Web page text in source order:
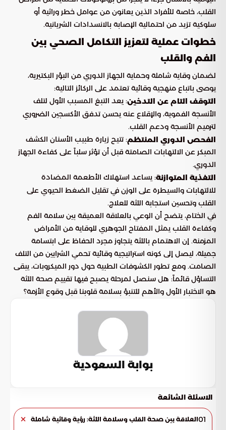
القلب، خاصة للأفراد الذين يعانون من عوامل خطر وراثية أو
سلوكية تزيد من احتمالية الإصابة بالانسدادات الشريانية.
خطوات عملية لتعزيز التكامل الصحي بين
الفم والقلب
لضمان وقاية شاملة وحماية الجهاز الدوري من البؤر البكتيرية،
يوصى باتباع منهجية وقائية تعتمد على الركائز التالية:
التوقف التام عن التدخين: يعد التبغ المسبب الأول لتلف
الأنسجة الفموية، والإقلاع عنه يحسن تدفق الأكسجين الضروري
لترميم الأنسجة ودعم القلب.
الفحص الدوري المنتظم: تتيح زيارة طبيب الأسنان الكشف
المبكر عن الالتهابات الصامتة قبل أن تؤثر سلباً على كفاءة الجهاز
الدوري.
التغذية المتوازنة: يساعد استهلاك الأطعمة المضادة
للالتهابات والسيطرة على الوزن في تقليل الضغط الحيوي على
القلب وتحسين استجابة اللثة للعلاج.
في الختام، يتضح أن الوعي بالعلاقة العميقة بين سلامة الفم
وكفاءة القلب يمثل المفتاح الجوهري للوقاية من الأمراض
المزمنة. إن الاهتمام باللثة يتجاوز مجرد الحفاظ على ابتسامة
جميلة، ليصل إلى كونه استراتيجية وقائية تحمي الشرايين من التلف
الصامت. ومع تطور الكشوفات الطبية حول دور الميكروبات، يبقى
التساؤل قائماً: هل سنصل لمرحلة يصبح فيها تقييم صحة اللثة
هو الاختبار الأول والأهم للتنبؤ بسلامة قلوبنا قبل وقوع الأزمة؟
بوابة السعودية
الاسئلة الشائعة
01العلاقة بين صحة القلب وسلامة اللثة: رؤية وقائية شاملة